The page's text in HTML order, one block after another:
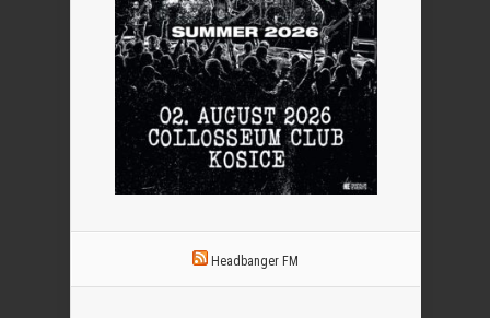
Headbanger FM